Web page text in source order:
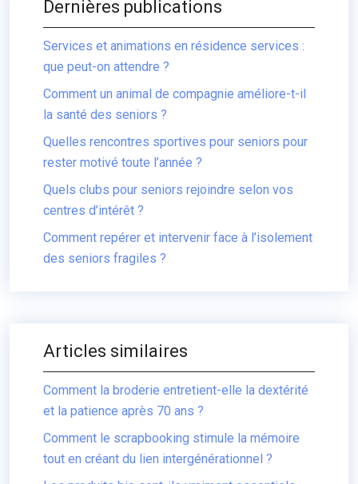
Dernières publications
Services et animations en résidence services :
que peut-on attendre ?
Comment un animal de compagnie améliore-t-il
la santé des seniors ?
Quelles rencontres sportives pour seniors pour
rester motivé toute l’année ?
Quels clubs pour seniors rejoindre selon vos
centres d’intérêt ?
Comment repérer et intervenir face à l’isolement
des seniors fragiles ?
Articles similaires
Comment la broderie entretient-elle la dextérité
et la patience après 70 ans ?
Comment le scrapbooking stimule la mémoire
tout en créant du lien intergénérationnel ?